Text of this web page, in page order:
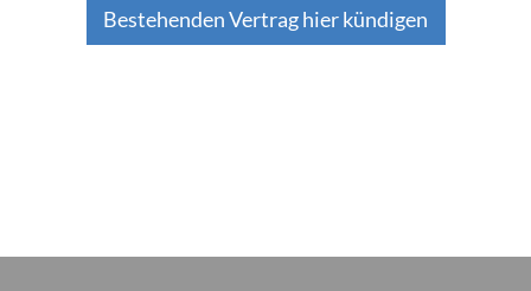
Bestehenden Vertrag hier kündigen